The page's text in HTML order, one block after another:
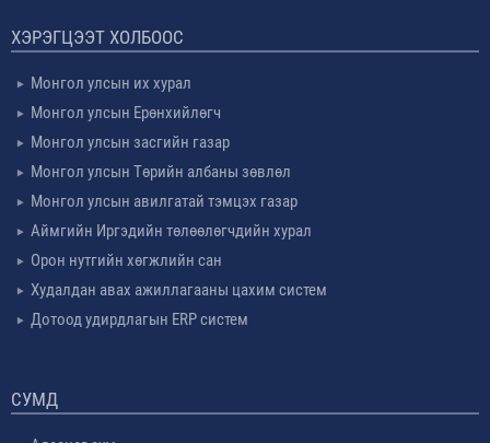
ХЭРЭГЦЭЭТ ХОЛБООС
Монгол улсын их хурал
Монгол улсын Ерөнхийлөгч
Монгол улсын засгийн газар
Монгол улсын Төрийн албаны зөвлөл
Монгол улсын авилгатай тэмцэх газар
Аймгийн Иргэдийн төлөөлөгчдийн хурал
Орон нутгийн хөгжлийн сан
Худалдан авах ажиллагааны цахим систем
Дотоод удирдлагын ERP систем
СУМД